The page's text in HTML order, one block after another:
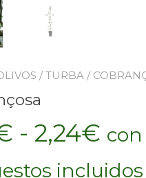
/TURBA /
- 2,24€
de
con
incluidos